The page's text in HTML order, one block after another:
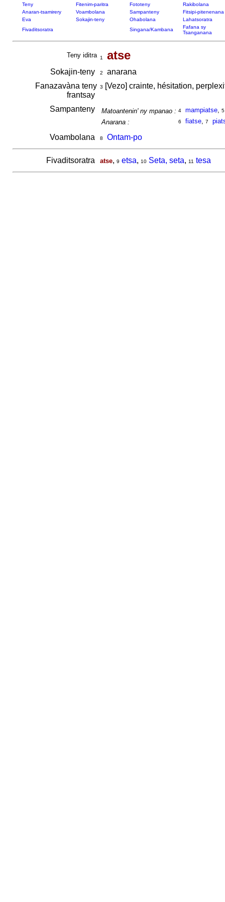
Teny Fitenim-paritra Fototeny
Rakibolana
Anaran-tsamirery
Voambolana Sampanteny
Fitsipi-pitenenana
Eva
Sokajin-teny Ohabolana
Lahatsoratra
Fivaditsoratra
Singana/Kambana
Fafana sy
Tsanganana
Teny iditra 1 atse
Sokajin-teny 2
anarana
Fanazavàna teny
frantsay
3 [Vezo] crainte, hésitation,
Sampanteny Matoantenin' ny mpanao : 4 mampiatse, 5
Anarana : 6 fiatse, 7
Voambolana 8 Ontam-po
Fivaditsoratra atse, 9 etsa, 10 Seta, seta, 11 tesa